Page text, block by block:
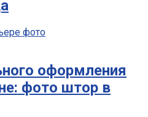
оформления
фото штор в